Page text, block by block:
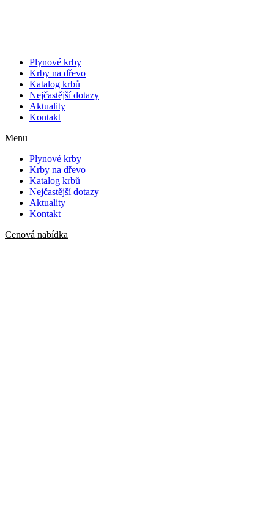
Plynové krby
Krby na dřevo
Katalog krbů
Nejčastější dotazy
Aktuality
Kontakt
Menu
Plynové krby
Krby na dřevo
Katalog krbů
Nejčastější dotazy
Aktuality
Kontakt
Cenová nabídka